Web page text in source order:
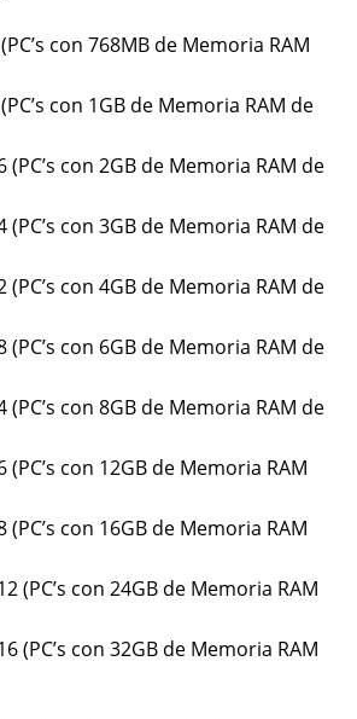
con 768MB de Memoria RAM
con 1GB de Memoria RAM de
(PC’s con 2GB de Memoria RAM de
(PC’s con 3GB de Memoria RAM de
(PC’s con 4GB de Memoria RAM de
(PC’s con 6GB de Memoria RAM de
(PC’s con 8GB de Memoria RAM de
(PC’s con 12GB de Memoria RAM
(PC’s con 16GB de Memoria RAM
(PC’s con 24GB de Memoria RAM
(PC’s con 32GB de Memoria RAM